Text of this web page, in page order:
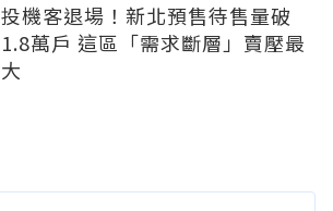
投機客退場！新北預售待售量破
1.8萬戶 這區「需求斷層」賣壓最
大